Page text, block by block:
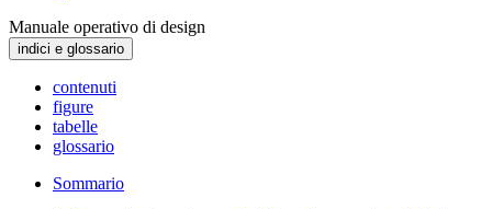
Manuale operativo di design
indici e glossario
contenuti
figure
tabelle
glossario
Sommario